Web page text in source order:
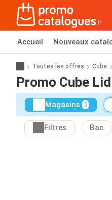
Accueil Nouveaux
Toutes les offres Cube
Promo Cube
Magasins 1
Filtres Bac